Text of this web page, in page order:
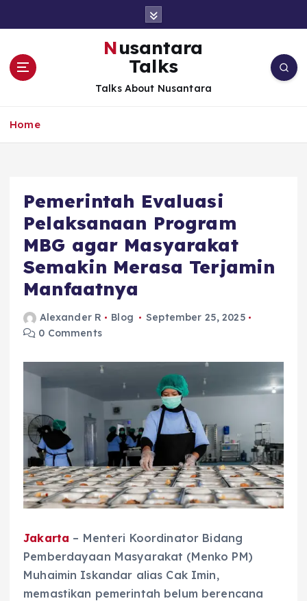
Nusantara
Talks
Talks About Nusantara
Home
Pemerintah Evaluasi
Pelaksanaan Program
MBG agar Masyarakat
Semakin Merasa Terjamin
Manfaatnya
Alexander R Blog
September 25, 2025
0 Comments
Jakarta – Menteri Koordinator Bidang
Pemberdayaan Masyarakat (Menko PM)
Muhaimin Iskandar alias Cak Imin,
memastikan pemerintah belum berencana